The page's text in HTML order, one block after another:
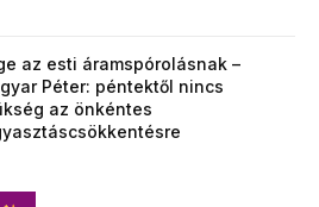
az esti áramspórolásnak –
Péter: péntektől nincs
az önkéntes